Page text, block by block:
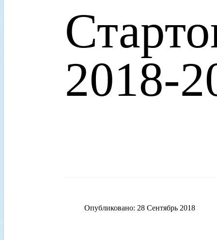
2018-
Опубликовано: 28 Сентябрь 2018